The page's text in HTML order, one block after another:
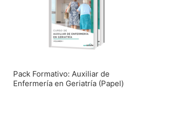
Pack Formativo: Auxiliar de
Enfermería en Geriatría (Papel)